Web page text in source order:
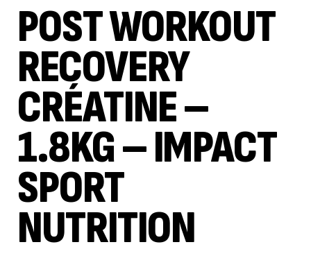
POST WORKOUT
RECOVERY
CRÉATINE –
1.8KG – IMPACT
SPORT
NUTRITION